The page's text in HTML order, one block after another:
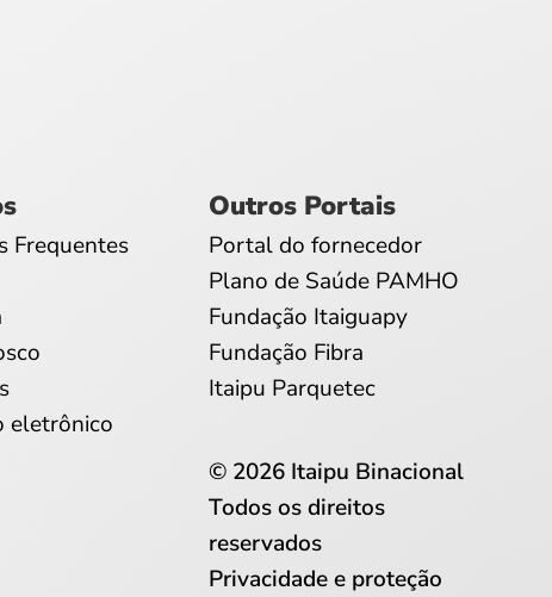
Frequentes
eletrônico
Outros Portais
Portal do fornecedor
Plano de Saúde PAMHO
Fundação Itaiguapy
Fundação Fibra
Itaipu Parquetec
© 2026 Itaipu Binacional
Todos os direitos
reservados
Privacidade e proteção